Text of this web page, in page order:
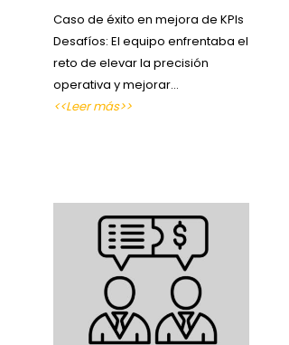
Caso de éxito en mejora de KPIs
Desafíos: El equipo enfrentaba el
reto de elevar la precisión
operativa y mejorar…
<<Leer más>>